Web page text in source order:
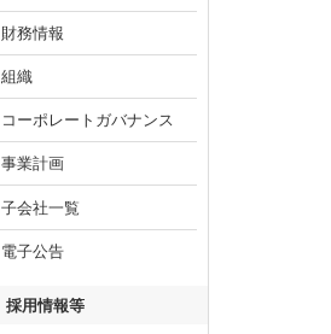
財務情報
組織
コーポレートガバナンス
事業計画
子会社一覧
電子公告
採用情報等